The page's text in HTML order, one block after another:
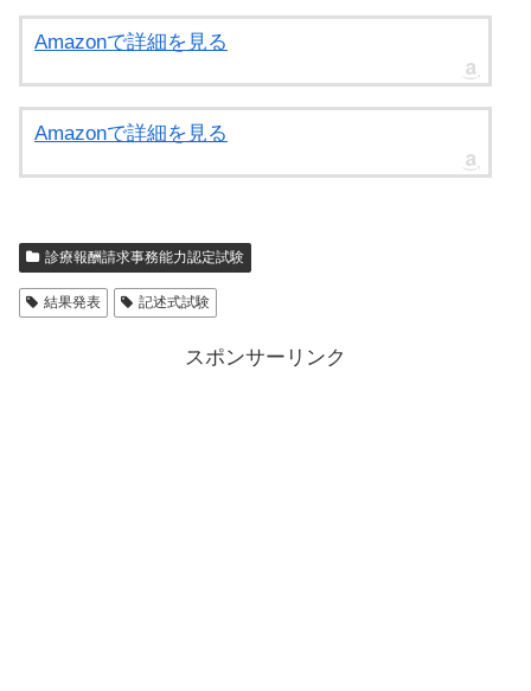
Amazonで詳細を見る
Amazonで詳細を見る
診療報酬請求事務能力認定試験
結果発表 記述式試験
スポンサーリンク